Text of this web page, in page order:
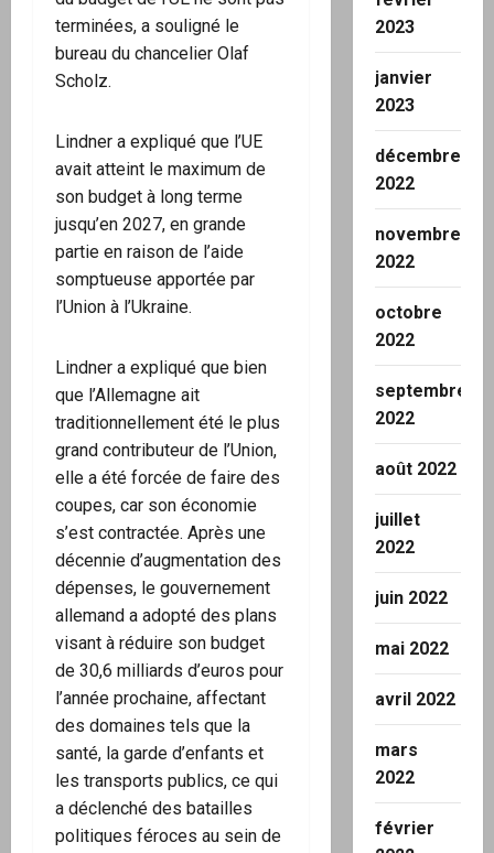
terminées, a souligné le
bureau du chancelier Olaf
Scholz.
Lindner a expliqué que l’UE
avait atteint le maximum de
son budget à long terme
jusqu’en 2027, en grande
partie en raison de l’aide
somptueuse apportée par
l’Union à l’Ukraine.
Lindner a expliqué que bien
que l’Allemagne ait
traditionnellement été le plus
grand contributeur de l’Union,
elle a été forcée de faire des
coupes, car son économie
s’est contractée. Après une
décennie d’augmentation des
dépenses, le gouvernement
allemand a adopté des plans
visant à réduire son budget
de 30,6 milliards d’euros pour
l’année prochaine, affectant
des domaines tels que la
santé, la garde d’enfants et
les transports publics, ce qui
a déclenché des batailles
politiques féroces au sein de
2023
janvier
2023
décembre
2022
novembre
2022
octobre
2022
septembre
2022
août 2022
juillet
2022
juin 2022
mai 2022
avril 2022
mars
2022
février